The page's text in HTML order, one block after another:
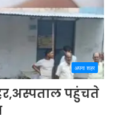
अपना शहर
पहुंचते